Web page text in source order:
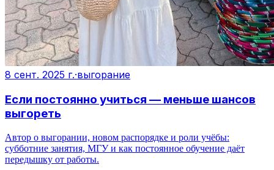
8 сент. 2025 г.·выгорание
Если постоянно учиться — меньше шансов
выгореть
Автор о выгорании, новом распорядке и роли учёбы:
субботние занятия, МГУ и как постоянное обучение даёт
передышку от работы.